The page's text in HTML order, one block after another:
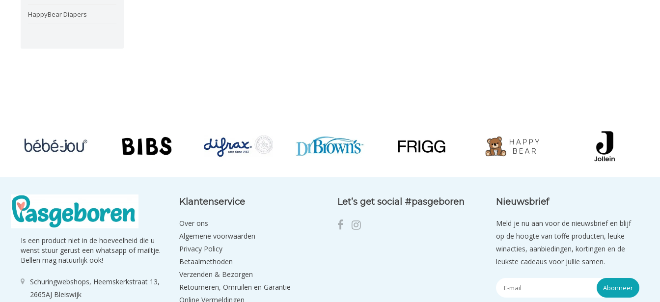
HappyBear Diapers
Is een product niet in de hoeveelheid die u
wenst stuur gerust een whatsapp of mailtje.
Bellen mag natuurlijk ook!
Schuringwebshops, Heemskerkstraat 13,
2665AJ Bleiswijk
Klantenservice
Over ons
Algemene voorwaarden
Privacy Policy
Betaalmethoden
Verzenden & Bezorgen
Retourneren, Omruilen en Garantie
Online Vermeldingen
Let’s get social #pasgeboren Nieuwsbrief
Meld je nu aan voor de nieuwsbrief en blijf
op de hoogte van toffe producten, leuke
winacties, aanbiedingen, kortingen en de
leukste cadeaus voor jullie samen.
Abonneer